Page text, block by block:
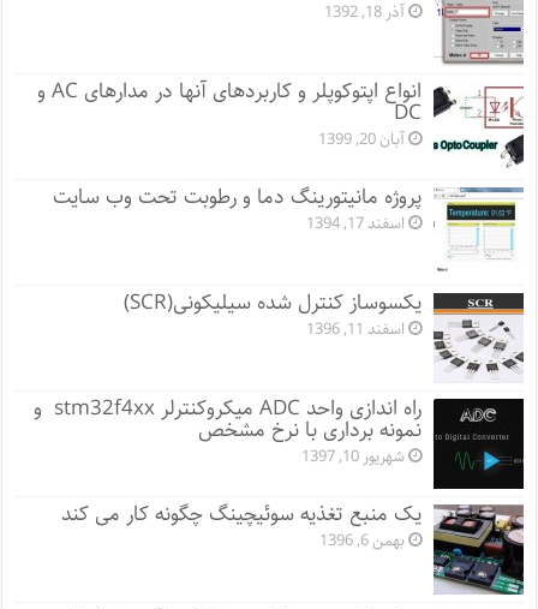
آذر 18, 1392
انواع اپتوکوپلر و کاربردهای آنها در مدارهای AC و
DC
آبان 20, 1399
پروژه مانيتورينگ دما و رطوبت تحت وب سایت
اسفند 17, 1394
یکسوساز کنترل شده سیلیکونی(SCR)
اسفند 11, 1396
راه اندازی واحد ADC میکروکنترلر stm32f4xx و
نمونه برداری با نرخ مشخص
شهریور 10, 1397
یک منبع تغذیه سوئیچینگ چگونه کار می کند
بهمن 6, 1396